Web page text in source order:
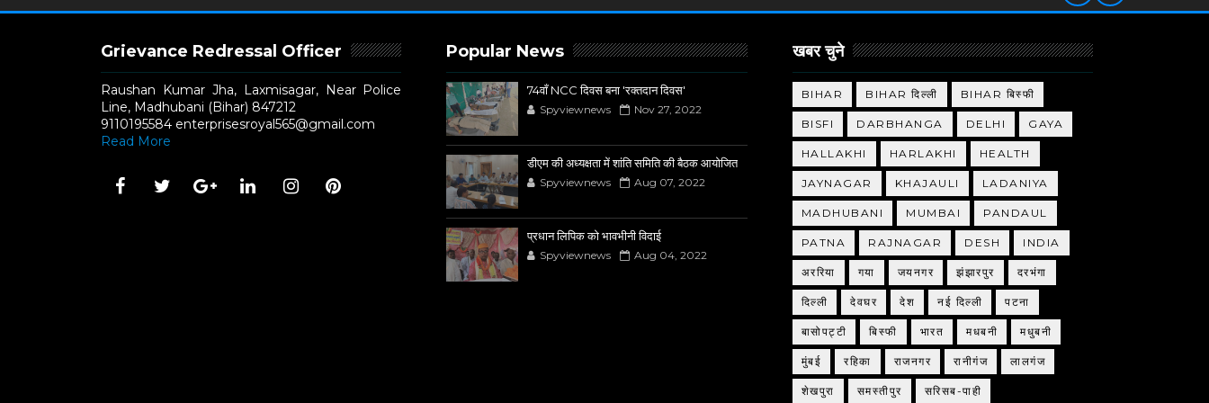
Grievance Redressal Officer
Raushan Kumar Jha, Laxmisagar, Near Police
Line, Madhubani (Bihar) 847212
9110195584 enterprisesroyal565@gmail.com
Read More
Popular News
74वाँ NCC दिवस बना 'रक्तदान दिवस'
Spyviewnews Nov 27, 2022
डीएम की अध्यक्षता में शांति समिति की बैठक आयोजित
Spyviewnews Aug 07, 2022
प्रधान लिपिक को भावभीनी विदाई
Spyviewnews Aug 04, 2022
खबर चुने
BIHAR BIHAR दिल्ली BIHAR बिस्फी
BISFI DARBHANGA DELHI GAYA
HALLAKHI HARLAKHI HEALTH
JAYNAGAR KHAJAULI LADANIYA
MADHUBANI MUMBAI PANDAUL
PATNA RAJNAGAR DESH INDIA
अररिया गया जयनगर झंझारपुर दरभंगा
दिल्ली देवघर देश नई दिल्ली पटना
बासोपट्टी बिस्फी भारत मधबनी मधुबनी
मुंबई रहिका राजनगर रानीगंज लालगंज
शेखपुरा समस्तीपुर सरिसब-पाही